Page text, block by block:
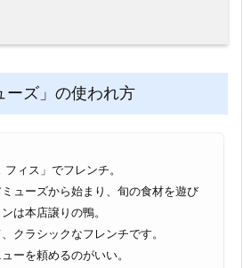
ーズ」の使われ方
ィス」でフレンチ。
ューズから始まり、旬の食材を遊び
は本店譲りの鴨。
クラシックなフレンチです。
ーを頼めるのがいい。